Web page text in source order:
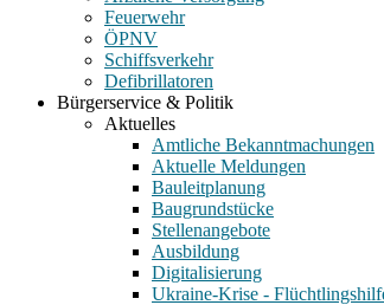
Feuerwehr
ÖPNV
Schiffsverkehr
Defibrillatoren
Bürgerservice & Politik
Aktuelles
Amtliche Bekanntmachungen
Aktuelle Meldungen
Bauleitplanung
Baugrundstücke
Stellenangebote
Ausbildung
Digitalisierung
Ukraine-Krise -